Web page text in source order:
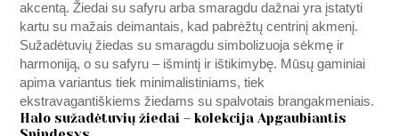
akcentą. Žiedai su safyru arba smaragdu dažnai yra įstatyti
kartu su mažais deimantais, kad pabrėžtų centrinį akmenį.
Sužadėtuvių žiedas su smaragdu simbolizuoja sėkmę ir
harmoniją, o su safyru – išmintį ir ištikimybę. Mūsų gaminiai
apima variantus tiek minimalistiniams, tiek
ekstravagantiškiems žiedams su spalvotais brangakmeniais.
Halo sužadėtuvių žiedai – kolekcija Apgaubiantis